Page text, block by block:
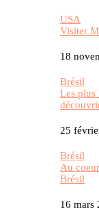
USA
Visiter
18
Brésil
Les plus
25
Brésil
Au
Brésil
16 mars